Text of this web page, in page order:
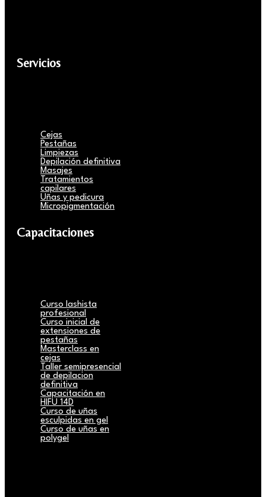
Servicios
Cejas
Pestañas
Limpiezas
Depilación definitiva
Masajes
Tratamientos
capilares
Uñas y pedicura
Micropigmentación
Capacitaciones
Curso lashista
profesional
Curso inicial de
extensiones de
pestañas
Masterclass en
cejas
Taller semipresencial
de depilacion
definitiva
Capacitación en
HIFU 14D
Curso de uñas
esculpidas en gel
Curso de uñas en
polygel